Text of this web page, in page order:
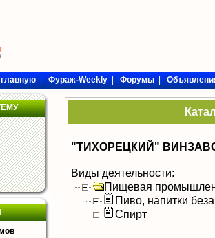
|Фураж-Weekly|Форумы|
"ТИХОРЕЦКИЙ"
Виды деятельности:
Пищевая
Пиво, напитки
Спирт